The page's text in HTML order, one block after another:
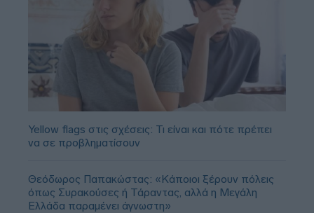
Yellow flags στις σχέσεις: Τι είναι και πότε πρέπει
να σε προβληματίσουν
Θεόδωρος Παπακώστας: «Κάποιοι ξέρουν πόλεις
όπως Συρακούσες ή Τάραντας, αλλά η Μεγάλη
Ελλάδα παραμένει άγνωστη»